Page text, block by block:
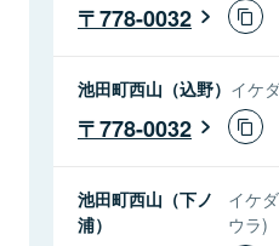
778-0032
池田町西山（込野） イケ
778-0032
池田町西山（下ノ
浦）
イケ
ウラ)